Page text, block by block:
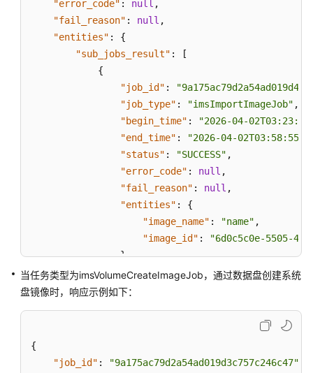
"error_code" : null ,
"fail_reason" : null ,
"entities" :
{
"sub_jobs_result" :
[
{
"job_id" :
"job_type" : "imsImportImageJob" ,
"begin_time" :
"2026-04-
"end_time" :
"2026-04-
"status" : "SUCCESS" ,
"error_code" : null ,
"fail_reason" : null ,
"entities" :
{
"image_name" : "name" ,
"image_id" :
"6d0c5c0e-5505-
}
},
{
当任务类型为imsVolumeCreateImageJob，通过数据盘创建系统
盘镜像时，响应示例如下：
{
"job_id" : "9a175ac79d2a54ad019d3c757c246c47"